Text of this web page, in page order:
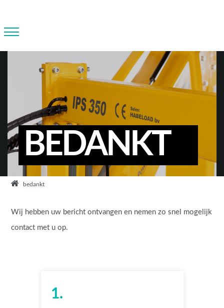
BEDANKT
bedankt
Wij hebben uw bericht ontvangen en nemen zo snel mogelijk
contact met u op.
1.